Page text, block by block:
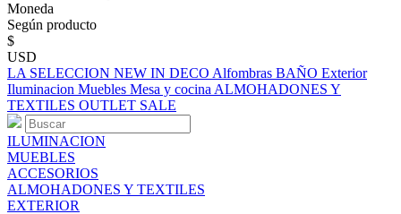
Moneda
Según producto
$
USD
LA SELECCION NEW IN DECO Alfombras BAÑO Exterior
Iluminacion Muebles Mesa y cocina ALMOHADONES Y
TEXTILES OUTLET SALE
ILUMINACION
MUEBLES
ACCESORIOS
ALMOHADONES Y TEXTILES
EXTERIOR